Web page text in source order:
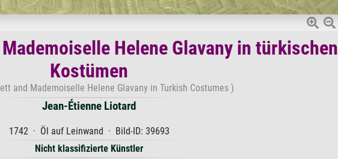
Helene Glavany in türkischen
Kostümen
and Mademoiselle Helene Glavany in Turkish Costumes )
Jean-Étienne Liotard
1742 · Öl auf Leinwand · Bild-ID: 39693
Nicht klassifizierte Künstler